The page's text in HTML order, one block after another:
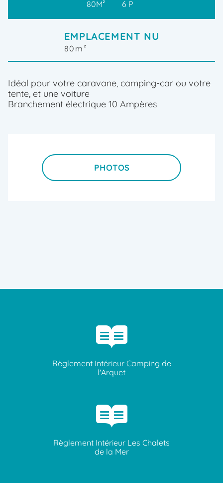
80M² 6 P
EMPLACEMENT NU
80m²
Idéal pour votre caravane, camping-car ou votre
tente, et une voiture
Branchement électrique 10 Ampères
PHOTOS
Règlement Intérieur Camping de
l'Arquet
Règlement Intérieur Les Chalets
de la Mer